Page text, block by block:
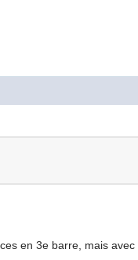
en 3e barre, mais